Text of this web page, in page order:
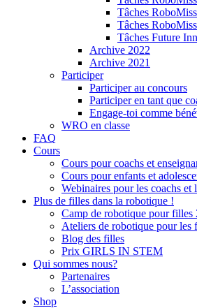
Tâches
Tâches
Tâches Future
Archive 2022
Archive 2021
Participer
Participer au concours
Participer en tant que
Engage-toi comme
WRO en classe
FAQ
Cours
Cours pour coachs et
Cours pour enfants et
Webinaires pour les coachs et
Plus de filles dans la robotique !
Camp de robotique pour filles
Ateliers de robotique pour les
Blog des filles
Prix GIRLS IN STEM
Qui sommes nous?
Partenaires
L’association
Shop